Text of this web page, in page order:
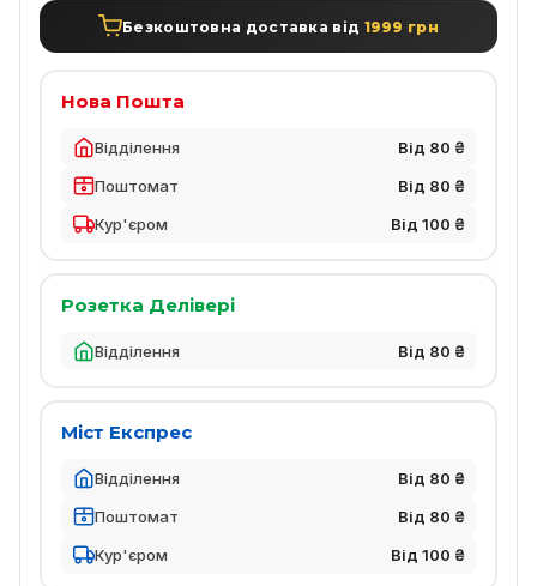
Безкоштовна доставка від 1999 грн
Нова Пошта
Відділення
Від 80 ₴
Поштомат
Від 80 ₴
Кур'єром
Від 100 ₴
Розетка Делівері
Відділення Від 80 ₴
Міст Експрес
Відділення
Від 80 ₴
Поштомат
Від 80 ₴
Кур'єром
Від 100 ₴